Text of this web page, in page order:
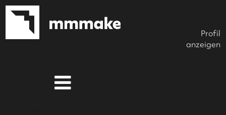
Profil
anzeigen